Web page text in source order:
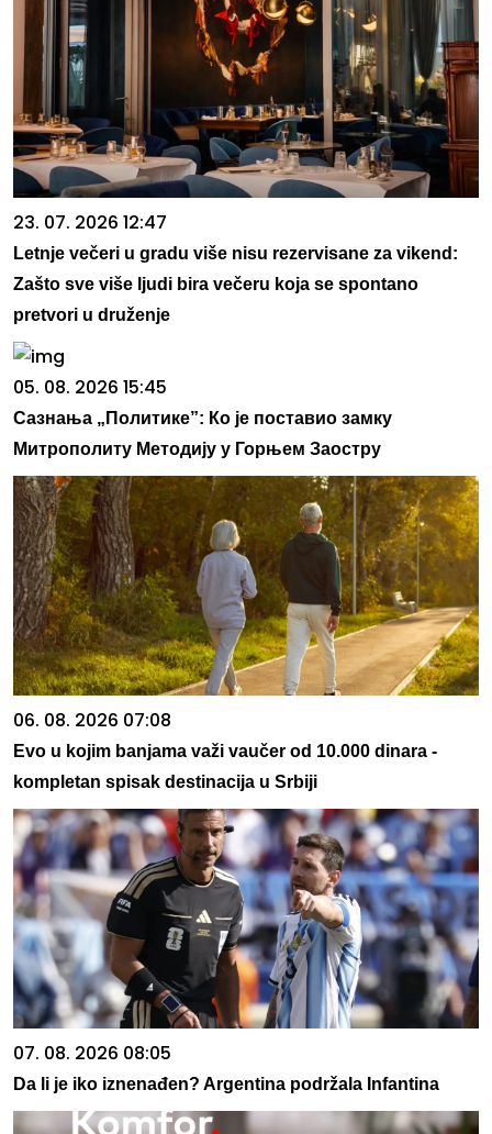
23. 07. 2026 12:47
Letnje večeri u gradu više nisu rezervisane za vikend:
Zašto sve više ljudi bira večeru koja se spontano
pretvori u druženje
05. 08. 2026 15:45
Сазнања „Политике”: Ко је поставио замку
Митрополиту Методију у Горњем Заостру
06. 08. 2026 07:08
Evo u kojim banjama važi vaučer od 10.000 dinara -
kompletan spisak destinacija u Srbiji
07. 08. 2026 08:05
Da li je iko iznenađen? Argentina podržala Infantina